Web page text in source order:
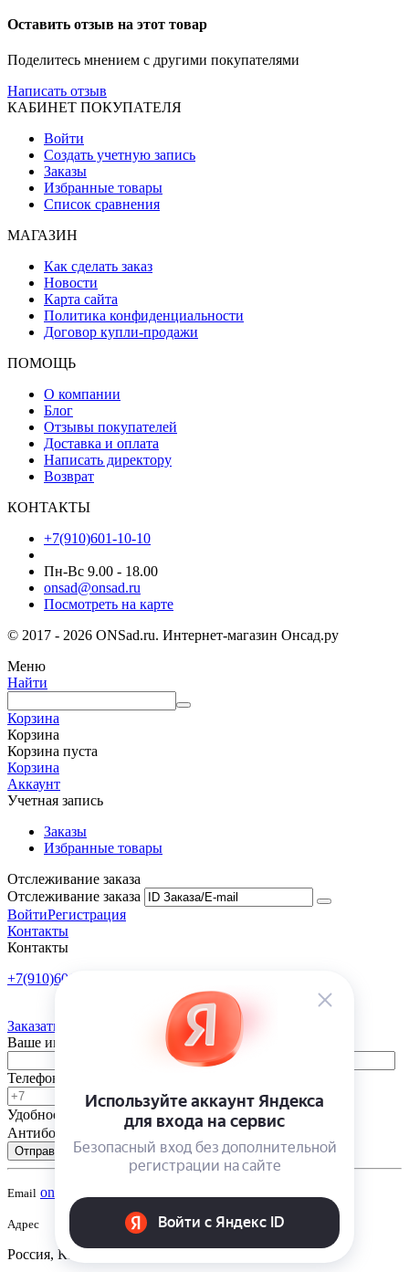
Оставить отзыв на этот товар
Поделитесь мнением с другими покупателями
Написать отзыв
КАБИНЕТ ПОКУПАТЕЛЯ
Войти
Создать учетную запись
Заказы
Избранные товары
Список сравнения
МАГАЗИН
Как сделать заказ
Новости
Карта сайта
Политика конфиденциальности
Договор купли-продажи
ПОМОЩЬ
О компании
Блог
Отзывы покупателей
Доставка и оплата
Написать директору
Возврат
КОНТАКТЫ
+7(910)601-10-10
Пн-Вс 9.00 - 18.00
onsad@onsad.ru
Посмотреть на карте
© 2017 - 2026 ONSad.ru. Интернет-магазин Онсад.ру
Меню
Найти
Корзина
Корзина
Корзина пуста
Корзина
Аккаунт
Учетная запись
Заказы
Избранные товары
Отслеживание заказа
Отслеживание заказа
ВойтиРегистрация
Контакты
Контакты
+7(910)601-10-10
Заказать обратный звонок
Ваше имя
Телефон
Удобное время
-
Антибот
Отправить
Email onsad@onsad.ru
Адрес
Россия, Калуга,